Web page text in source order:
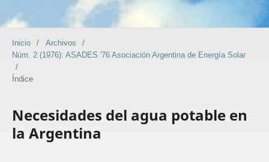
Inicio / Archivos
/
Núm. 2 (1976): ASADES '76 Asociación Argentina de Energía Solar
/
Índice
Necesidades del agua potable en
la Argentina